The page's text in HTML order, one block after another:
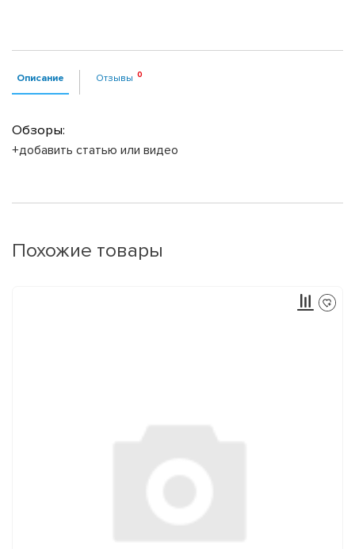
Описание Отзывы
Обзоры:
+добавить статью или видео
Похожие товары